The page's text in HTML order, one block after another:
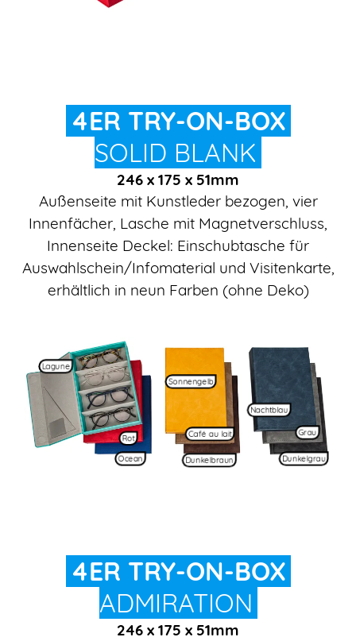
4ER TRY-ON-BOX
SOLID BLANK
246 x 175 x 51mm
Außenseite mit Kunstleder bezogen, vier
Innenfächer, Lasche mit Magnetverschluss,
Innenseite Deckel: Einschubtasche für
Auswahlschein/Infomaterial und Visitenkarte,
erhältlich in neun Farben (ohne Deko)
Lagune
Rot
Ocean
Sonnengelb
Café au lait
Dunkelbraun
Nachtblau
Grau
Dunkelgrau
4ER TRY-ON-BOX
ADMIRATION
246 x 175 x 51mm